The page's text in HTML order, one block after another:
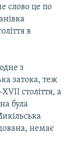
слово це по
в
з
затока, теж
століття, а
була
немає